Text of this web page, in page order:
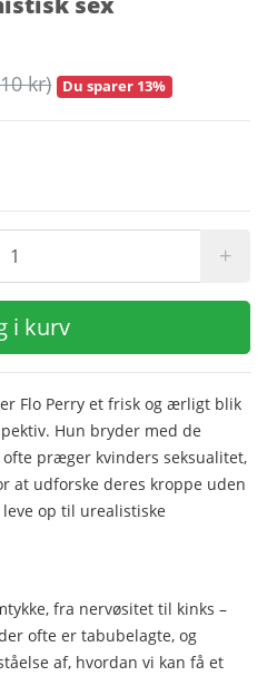
kr) Du sparer 13%
+
i kurv
Flo Perry et frisk og ærligt blik
Hun bryder med de
præger kvinders seksualitet,
at udforske deres kroppe uden
op til urealistiske
fra nervøsitet til kinks –
ofte er tabubelagte, og
af, hvordan vi kan få et